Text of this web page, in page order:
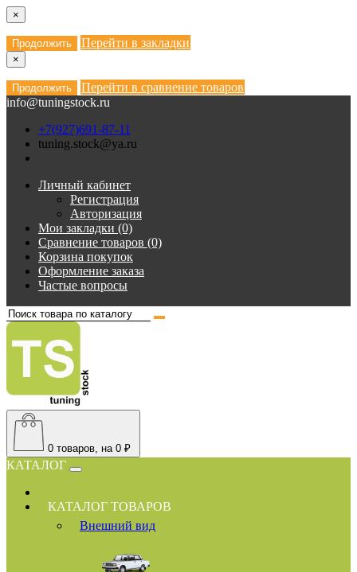
×
Продолжить Перейти в закладки
×
Продолжить
Перейти в сравнение товаров
info@tuningstock.ru
+7(927)691-87-11
tuning.stock@ya.ru
Личный кабинет
Регистрация
Авторизация
Мои закладки (0)
Сравнение товаров (0)
Корзина покупок
Оформление заказа
Частые вопросы
0 товаров, на 0 ₽
КАТАЛОГ
КАТАЛОГ ТОВАРОВ
Внешний вид